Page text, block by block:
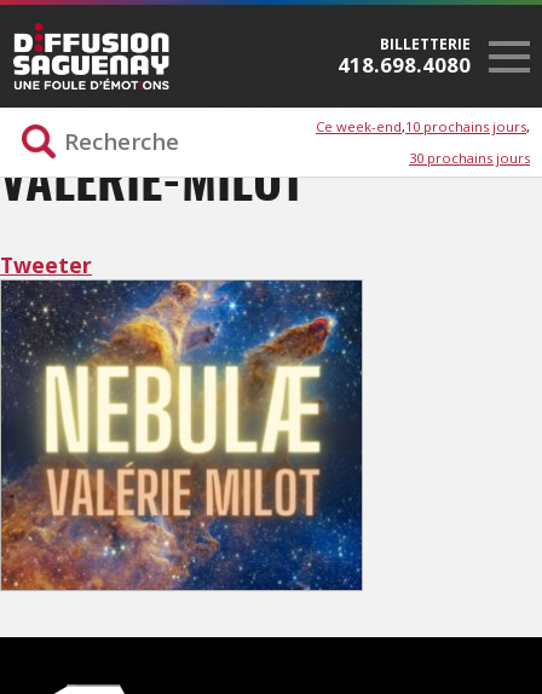
BILLETTERIE
418.698.4080
Ce week-end 10 prochains jours
30 prochains jours
VALÉRIE-MILOT
Tweeter